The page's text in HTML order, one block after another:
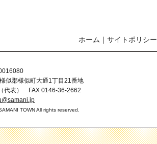
ホーム ｜ サイトポリシー
似郡様似町大通1丁目21番地
代表） FAX 0146-36-2662
TOWN All rights reserved.